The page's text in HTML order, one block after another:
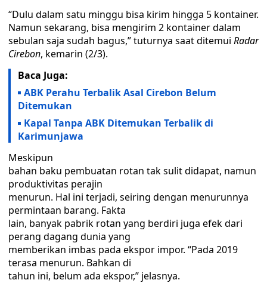
“Dulu dalam satu minggu bisa kirim hingga 5 kontainer.
Namun sekarang, bisa mengirim 2 kontainer dalam
sebulan saja sudah bagus,” tuturnya saat ditemui Radar
Cirebon, kemarin (2/3).
Baca Juga:
ABK Perahu Terbalik Asal Cirebon Belum
Ditemukan
Kapal Tanpa ABK Ditemukan Terbalik di
Karimunjawa
Meskipun
bahan baku pembuatan rotan tak sulit didapat, namun
produktivitas perajin
menurun. Hal ini terjadi, seiring dengan menurunnya
permintaan barang. Fakta
lain, banyak pabrik rotan yang berdiri juga efek dari
perang dagang dunia yang
memberikan imbas pada ekspor impor. “Pada 2019
terasa menurun. Bahkan di
tahun ini, belum ada ekspor,” jelasnya.